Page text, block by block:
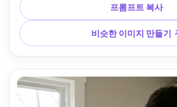
4:5
프롬프트 복사
비슷한 이미지 만들기